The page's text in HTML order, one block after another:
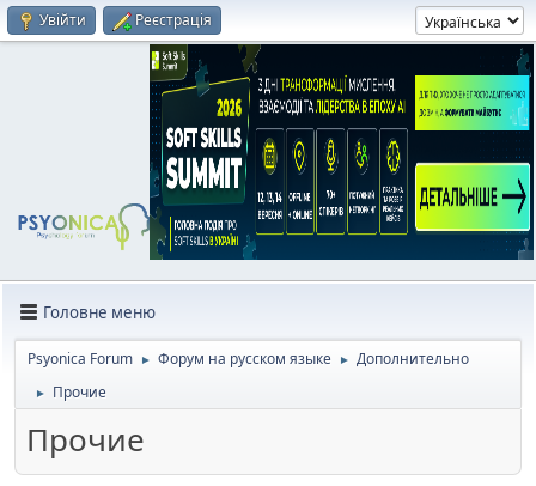
Увійти Реєстрація
Головне меню
Psyonica Forum ► Форум на русском языке ► Дополнительно
► Прочие
Прочие